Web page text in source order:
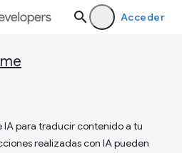
Acceder
para traducir contenido a tu
realizadas con IA pueden